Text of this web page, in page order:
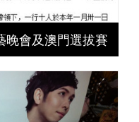
晚會及澳門選拔賽